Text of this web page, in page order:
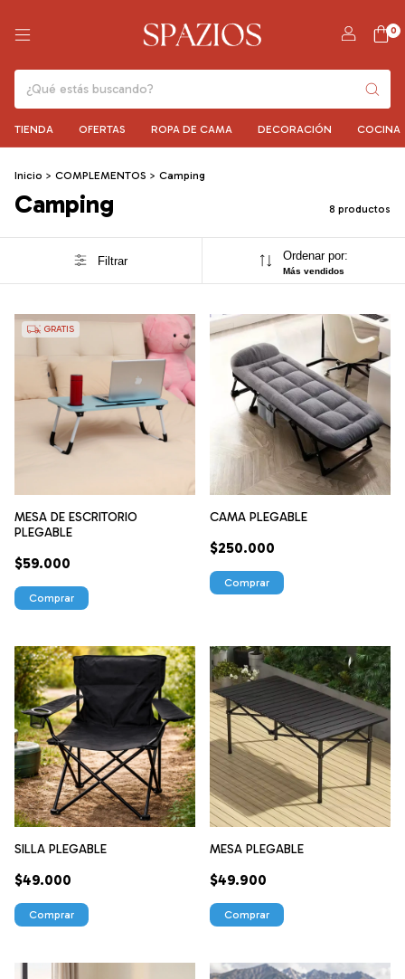
0
TIENDA OFERTAS ROPA DE CAMA DECORACIÓN COCINA
Inicio > COMPLEMENTOS > Camping
Camping 8 productos
Filtrar Ordenar por:
Más vendidos
GRATIS
MESA DE ESCRITORIO
PLEGABLE
$59.000
Comprar
CAMA PLEGABLE
$250.000
Comprar
SILLA PLEGABLE
$49.000
Comprar
MESA PLEGABLE
$49.900